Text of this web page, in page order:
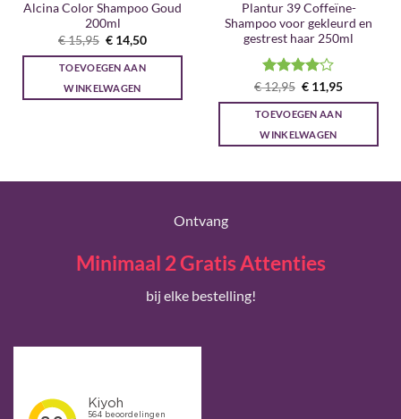
Alcina Color Shampoo Goud
200ml
€15,95 Oorspronkelijke
prijs
was:
€ 15,95.
€ 14,50Huidige
is:
TOEVOEGEN AAN
WINKELWAGEN
Plantur 39 Coffeïne-
Shampoo voor gekleurd en
gestrest haar 250ml
Gewaardeerd
4uit 5
€12,95 Oorspronkelijke
prijs
was:
€ 12,95.
€ 11,95Huidige
is:
TOEVOEGEN AAN
WINKELWAGEN
Ontvang
Minimaal 2 Gratis Attenties
bij elke bestelling!